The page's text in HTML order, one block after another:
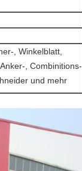
, Winkelblatt,
, Combinitions-
und mehr